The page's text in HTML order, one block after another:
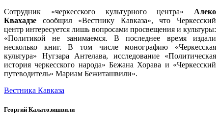
Сотрудник «черкесского культурного центра» Алеко
Квахадзе сообщил «Вестнику Кавказа», что Черкесский
центр интересуется лишь вопросами просвещения и культуры:
«Политикой не занимаемся. В последнее время издали
несколько книг. В том числе монографию «Черкесская
культура» Нугзара Антелава, исследование «Политическая
история черкесского народа» Бежана Хорава и «Черкесский
путеводитель» Мариам Бежиташвили».
Вестника Кавказа
Георгий Калатозишвили